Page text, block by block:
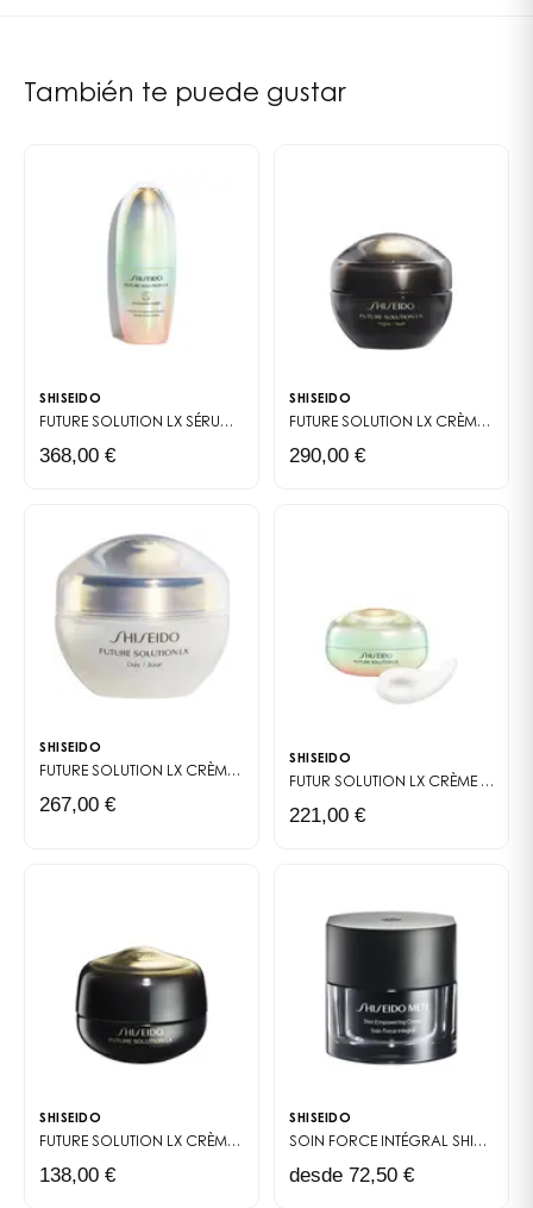
También te puede gustar
SHISEIDO
FUTURE SOLUTION LX SÉRUM ÉCLAT ULTIME
368,00 €
SHISEIDO
FUTURE SOLUTION LX CRÈME RÉGÉNÉRANTE CONTOUR YEUX & LÈVRES
290,00 €
SHISEIDO
FUTURE SOLUTION LX CRÈME PROTECTION TOTALE SPF20
267,00 €
SHISEIDO
FUTUR SOLUTION LX CRÈME CONTOUR YEUX ÉCLAT ULTIME ENMEI
221,00 €
SHISEIDO
FUTURE SOLUTION LX CRÈME YEUX ET LÈVRES RÉGÉNÉRANTE UNE CRÈME
138,00 €
SHISEIDO
SOIN FORCE INTÉGRAL SHISEIDO MEN
desde 72,50 €